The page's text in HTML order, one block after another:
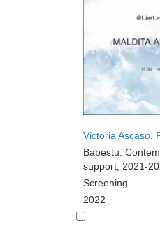
Victoria Ascaso.
Babestu.
support, 2021-
Screening
2022